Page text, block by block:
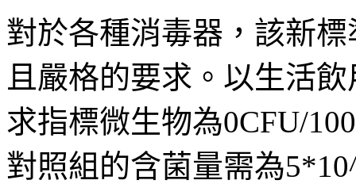
對於各種消毒器，該新
且嚴格的要求。以生活
求指標微生物為0CFU/
對照組的含菌量需為